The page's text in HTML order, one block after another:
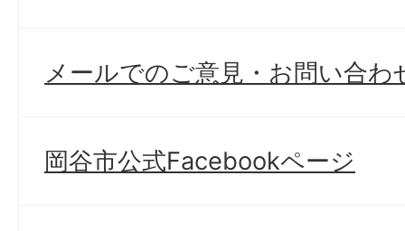
メールでのご意見・お問い合わ
岡谷市公式Facebookページ